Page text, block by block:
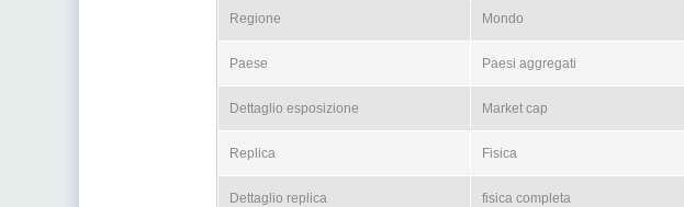
Regione Mondo
Paese Paesi aggregati
Dettaglio esposizione Market cap
Replica Fisica
Dettaglio replica fisica completa